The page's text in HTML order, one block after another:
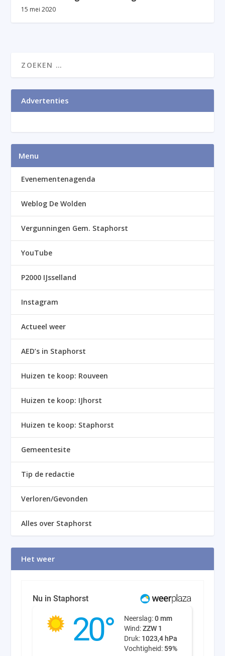
15 mei 2020
Advertenties
Menu
Evenementenagenda
Weblog De Wolden
Vergunningen Gem. Staphorst
YouTube
P2000 IJsselland
Instagram
Actueel weer
AED’s in Staphorst
Huizen te koop: Rouveen
Huizen te koop: IJhorst
Huizen te koop: Staphorst
Gemeentesite
Tip de redactie
Verloren/Gevonden
Alles over Staphorst
Het weer